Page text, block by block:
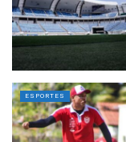
ESPORTES